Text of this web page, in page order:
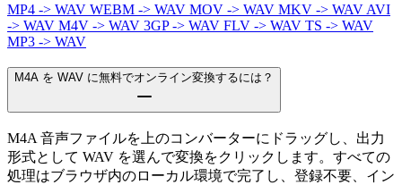
MP4 -> WAV WEBM -> WAV MOV -> WAV MKV -> WAV AVI
-> WAV M4V -> WAV 3GP -> WAV FLV -> WAV TS -> WAV
MP3 -> WAV
M4A を WAV に無料でオンライン変換するには？
M4A 音声ファイルを上のコンバーターにドラッグし、出力
形式として WAV を選んで変換をクリックします。すべての
処理はブラウザ内のローカル環境で完了し、登録不要、イン